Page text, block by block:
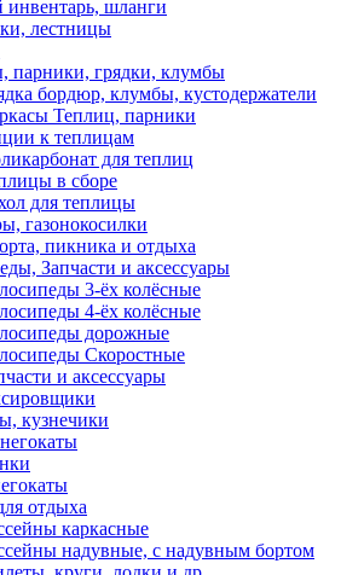
шланги
лестницы
парники, грядки, клумбы
бордюр, клумбы, кустодержатели
Теплиц, парники
к теплицам
для теплиц
в сборе
для теплицы
газонокосилки
пикника и отдыха
Запчасти и аксессуары
3-ёх колёсные
4-ёх колёсные
дорожные
Скоростные
и аксессуары
кузнечики
отдыха
каркасные
надувные, с надувным бортом